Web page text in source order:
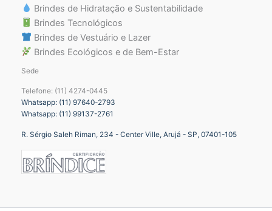
Brindes de Hidratação e Sustentabilidade
Brindes Tecnológicos
Brindes de Vestuário e Lazer
Brindes Ecológicos e de Bem-Estar
Sede
Telefone: (11) 4274-0445
Whatsapp: (11) 97640-2793
Whatsapp: (11) 99137-2761
R. Sérgio Saleh Riman, 234 - Center Ville, Arujá - SP, 07401-105